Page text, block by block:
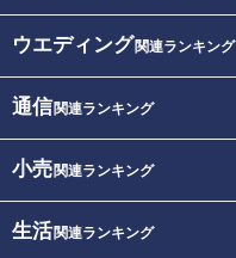
ウエディング関連ランキング
通信関連ランキング
小売関連ランキング
生活関連ランキング